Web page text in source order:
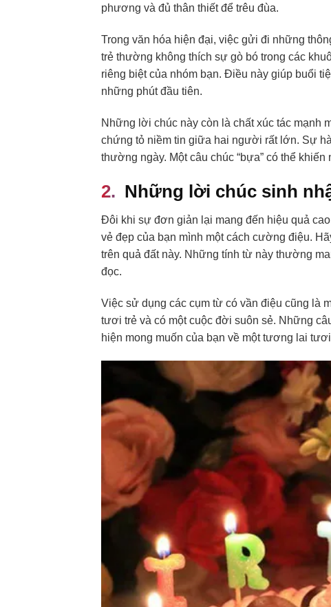
phương và đủ thân thiết để trêu đùa.
Trong văn hóa hiện đại, việc gửi đi những
trẻ thường không thích sự gò bó trong các
riêng biệt của nhóm bạn. Điều này giúp buổi
những phút đầu tiên.
Những lời chúc này còn là chất xúc tác mạnh
chứng tỏ niềm tin giữa hai người rất lớn. Sự
thường ngày. Một câu chúc “bựa” có thể
Những lời chúc sinh
Đôi khi sự đơn giản lại mang đến hiệu quả
vẻ đẹp của bạn mình một cách cường điệu.
trên quả đất này. Những tính từ này thường
đọc.
Việc sử dụng các cụm từ có vần điệu cũng là
tươi trẻ và có một cuộc đời suôn sẻ. Những
hiện mong muốn của bạn về một tương lai